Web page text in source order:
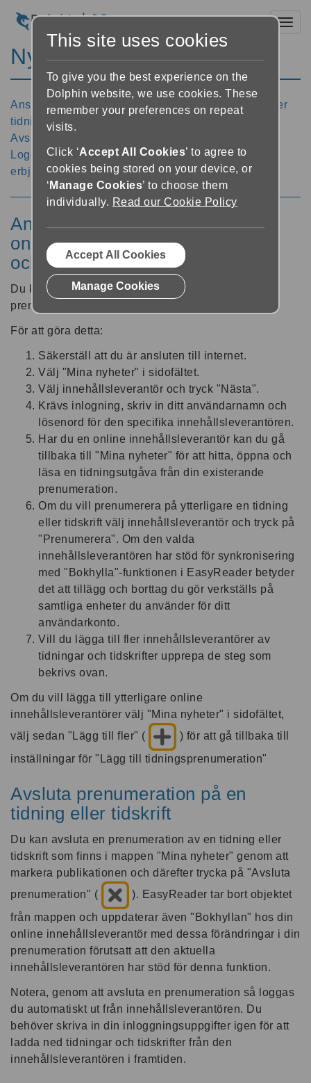
Nyheter
Anslut till en innehållsleverantör online som erbjuder
tidningar och/eller tidskrifter
Avsluta prenumeration på en tidning eller tidskrift
Logga ut från en online innehållsleverantör som
erbjuder tidningar
Anslut till en innehållsleverantör
online som erbjuder tidningar
och/eller tidskrifter
Du kan lägga till dina tidnings- och tidskrift
prenumerationer till "Mina nyheter" i EasyReader.
För att göra detta:
Säkerställ att du är ansluten till internet.
Välj "Mina nyheter" i sidofältet.
Välj innehållsleverantör och tryck "Nästa".
Krävs inlogning, skriv in ditt användarnamn och
lösenord för den specifika innehållsleverantören.
Har du en online innehållsleverantör kan du gå
tillbaka till "Mina nyheter" för att hitta, öppna och
läsa en tidningsutgåva från din existerande
prenumeration.
Om du vill prenumerera på ytterligare en tidning
eller tidskrift välj innehållsleverantör och tryck på
"Prenumerera". Om den valda
innehållsleverantören har stöd för synkronisering
med "Bokhylla"-funktionen i EasyReader betyder
det att tillägg och borttag du gör verkställs på
samtliga enheter du använder för ditt
användarkonto.
Vill du lägga till fler innehållsleverantörer av
tidningar och tidskrifter upprepa de steg som
bekrivs ovan.
Om du vill lägga till ytterligare online
innehållsleverantörer välj "Mina nyheter" i sidofältet,
välj sedan "Lägg till fler" (
) för att gå tillbaka till
inställningar för "Lägg till tidningsprenumeration"
Avsluta prenumeration på en
tidning eller tidskrift
Du kan avsluta en prenumeration av en tidning eller
tidskrift som finns i mappen "Mina nyheter" genom att
markera publikationen och därefter trycka på "Avsluta
prenumeration" (
). EasyReader tar bort objektet
från mappen och uppdaterar även "Bokhyllan" hos din
online innehållsleverantör med dessa förändringar i din
prenumeration förutsatt att den aktuella
innehållsleverantören har stöd för denna funktion.
Notera, genom att avsluta en prenumeration så loggas
du automatiskt ut från innehållsleverantören. Du
behöver skriva in din inloggningsuppgifter igen för att
ladda ned tidningar och tidskrifter från den
innehållsleverantören i framtiden.
This site uses cookies
To give you the best experience on the
Dolphin website, we use cookies. These
remember your preferences on repeat
visits.
Click ‘Accept All Cookies’ to agree to
cookies being stored on your device, or
‘ Manage Cookies’ to choose them
individually. Read our Cookie Policy
Accept All Cookies
Manage Cookies